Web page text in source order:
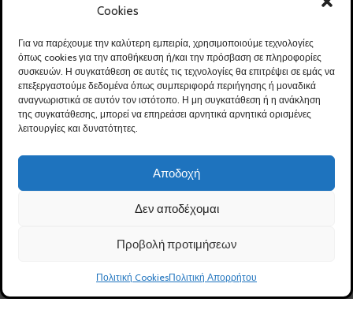
Cookies
Για να παρέχουμε την καλύτερη εμπειρία, χρησιμοποιούμε τεχνολογίες
όπως cookies για την αποθήκευση ή/και την πρόσβαση σε πληροφορίες
συσκευών. Η συγκατάθεση σε αυτές τις τεχνολογίες θα επιτρέψει σε εμάς να
επεξεργαστούμε δεδομένα όπως συμπεριφορά περιήγησης ή μοναδικά
αναγνωριστικά σε αυτόν τον ιστότοπο. Η μη συγκατάθεση ή η ανάκληση
της συγκατάθεσης, μπορεί να επηρεάσει αρνητικά αρνητικά ορισμένες
λειτουργίες και δυνατότητες.
Αποδοχή
Δεν αποδέχομαι
Προβολή προτιμήσεων
Πολιτική CookiesΠολιτική Απορρήτου
ΛΟΓΑΡΙΑΣΜΟΣ
Ο Λογαριασμός μου
Δημιουργία Λογαριασμού
Ιστορικό Παραγγελιών